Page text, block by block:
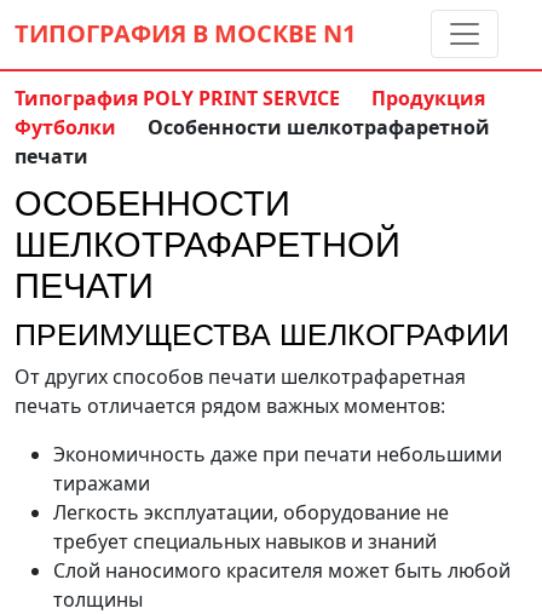
ТИПОГРАФИЯ В МОСКВЕ N1
Контакты: (5 метров от м. Дмитровская)
info@ppsprint.ru
звоните с 10 до 19 пн-сб
Типография POLY PRINT SERVICE
Продукция
Футболки
Особенности шелкотрафаретной
печати
ОСОБЕННОСТИ
ШЕЛКОТРАФАРЕТНОЙ
ПЕЧАТИ
ПРЕИМУЩЕСТВА ШЕЛКОГРАФИИ
От других способов печати шелкотрафаретная
печать отличается рядом важных моментов:
Экономичность даже при печати небольшими
тиражами
Легкость эксплуатации, оборудование не
требует специальных навыков и знаний
Слой наносимого красителя может быть любой
толщины